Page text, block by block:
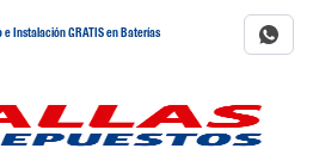
e Instalación GRATIS en Baterías